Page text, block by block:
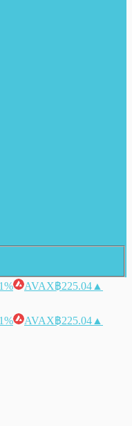
AVAX฿225.04 ▲
AVAX฿225.04 ▲